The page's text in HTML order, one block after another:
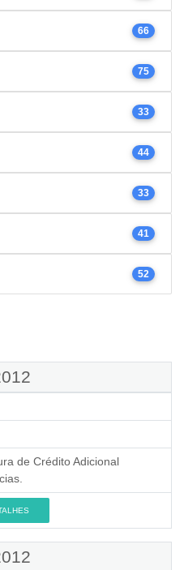
66
75
33
44
33
41
52
de Crédito Adicional